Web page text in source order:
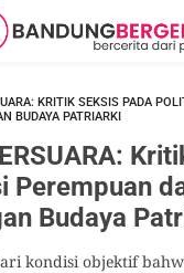
KRITIK SEKSIS PADA
BUDAYA PATRIARKI
Perempuan
Budaya
kondisi objektif